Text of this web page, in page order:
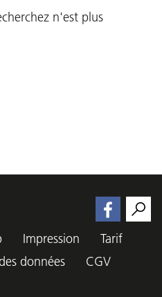
n'est plus
Impression
Tarif
données
CGV